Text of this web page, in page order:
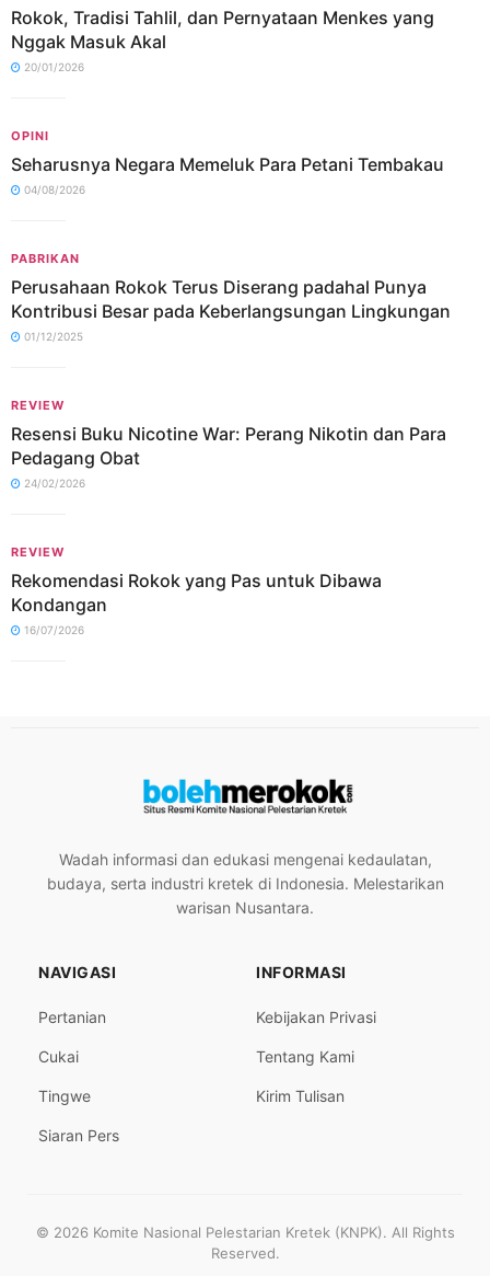
Rokok, Tradisi Tahlil, dan Pernyataan Menkes yang
Nggak Masuk Akal
20/01/2026
OPINI
Seharusnya Negara Memeluk Para Petani Tembakau
04/08/2026
PABRIKAN
Perusahaan Rokok Terus Diserang padahal Punya
Kontribusi Besar pada Keberlangsungan Lingkungan
01/12/2025
REVIEW
Resensi Buku Nicotine War: Perang Nikotin dan Para
Pedagang Obat
24/02/2026
REVIEW
Rekomendasi Rokok yang Pas untuk Dibawa
Kondangan
16/07/2026
Wadah informasi dan edukasi mengenai kedaulatan,
budaya, serta industri kretek di Indonesia. Melestarikan
warisan Nusantara.
NAVIGASI
Pertanian
Cukai
Tingwe
Siaran Pers
INFORMASI
Kebijakan Privasi
Tentang Kami
Kirim Tulisan
© 2026 Komite Nasional Pelestarian Kretek (KNPK). All Rights
Reserved.